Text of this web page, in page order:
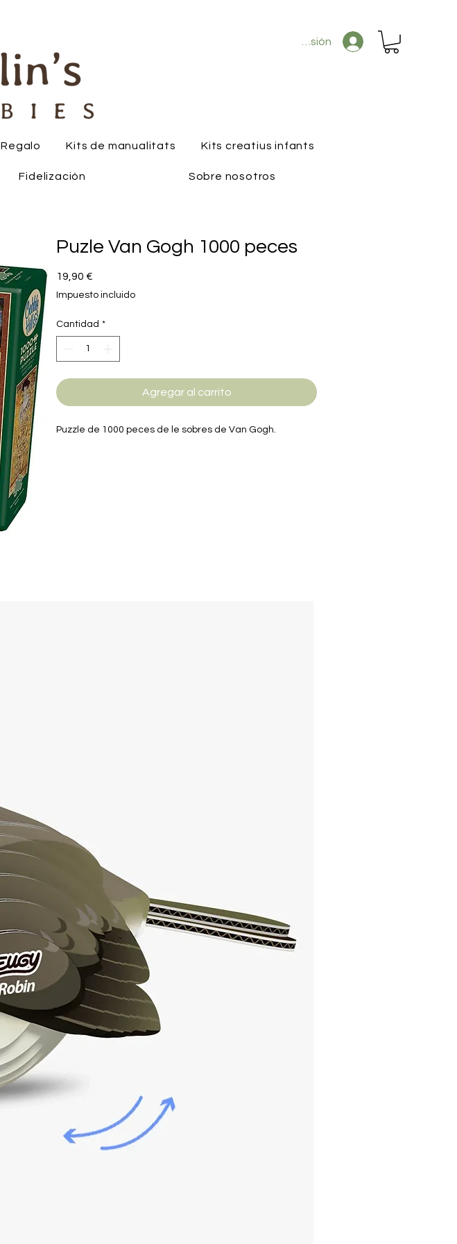
Iniciar sesión
Regalo Kits de manualitats Kits creatius infants
Fidelización Sobre nosotros
Puzle Van Gogh 1000 peces
19,90 €
Impuesto incluido
Cantidad *
Agregar al carrito
Puzzle de 1000 peces de le sobres de Van Gogh.